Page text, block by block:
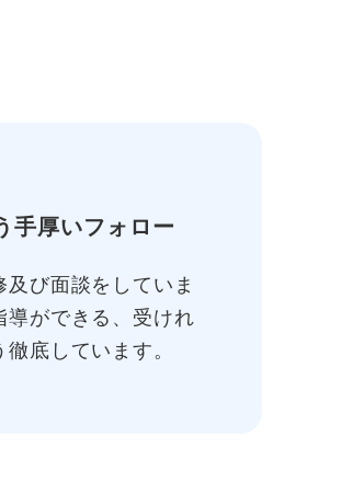
手厚いフォロー
び面談をしていま
導ができる、受けれ
底しています。